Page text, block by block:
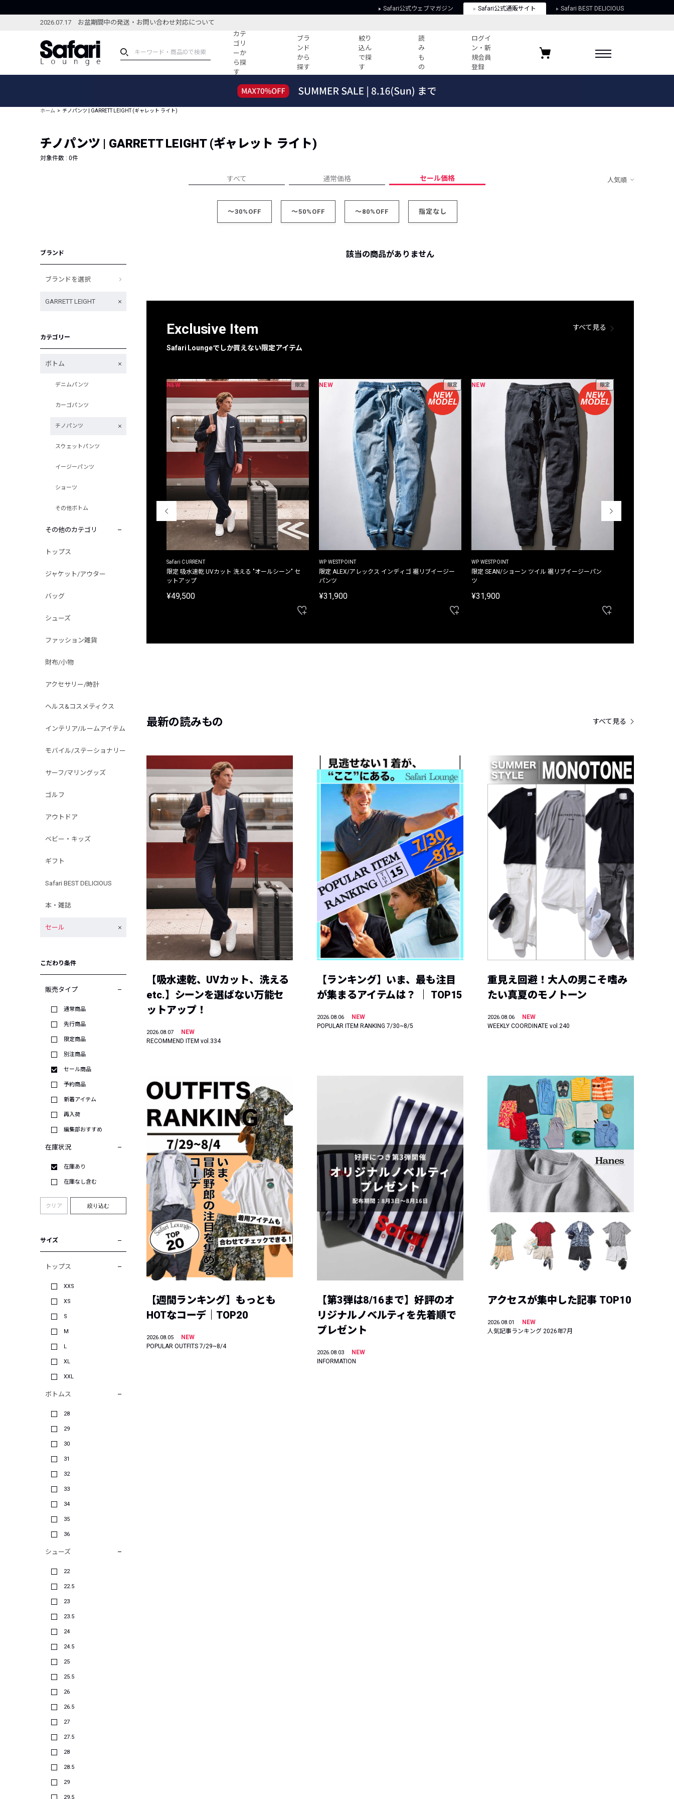
Safari公式ウェブマガジン Safari公式通販サイト Safari BEST DELICIOUS
2026.07.17 お盆期間中の発送・お問い合わせ対応について
カテ
ゴリ
ーか
ら探
す
ブラ
ンド
から
探す
絞り
込ん
で探
す
読
み
も
の
ログイ
ン・新
規会員
登録
ブランドから探す
新着アイテム
編集部のおすすめアイテム
特集記事
コーディネート
すべての記事
ーデ紹介
HOTなコーデ TOP20
人気記事ランキング
ウィークリーコーデ
プライバシーポリシー
お気に入りブランド
ホーム チノパンツ | GARRETT LEIGHT (ギャレット ライト)
チノパンツ | GARRETT LEIGHT (ギャレット ライト)
対象件数 : 0件
すべて 通常価格 セール価格 人気順
～30%OFF ～50%OFF ～80%OFF 指定なし
ブランド
ブランドを選択
GARRETT LEIGHT
カテゴリー
ボトム
デニムパンツ
カーゴパンツ
チノパンツ
スウェットパンツ
イージーパンツ
ショーツ
その他ボトム
その他のカテゴリ
トップス
ジャケット/アウター
バッグ
シューズ
ファッション雑貨
財布/小物
アクセサリー/時計
ヘルス&コスメティクス
インテリア/ルームアイテム
モバイル/ステーショナリー
サーフ/マリングッズ
ゴルフ
アウトドア
ベビー・キッズ
ギフト
Safari BEST DELICIOUS
本・雑誌
セール
こだわり条件
販売タイプ
通常商品
先行商品
限定商品
別注商品
セール商品
予約商品
新着アイテム
再入荷
編集部おすすめ
在庫状況
在庫あり
在庫なし含む
クリア 絞り込む
サイズ
トップス
XXS
XS
S
M
L
XL
XXL
ボトムス
28
29
30
31
32
33
34
35
36
シューズ
22
22.5
23
23.5
24
24.5
25
25.5
26
26.5
27
27.5
28
28.5
29
29.5
該当の商品がありません
Exclusive Item
Safari Loungeでしか買えない限定アイテム
すべて見る
別注限定 フード付き チェックシャツジャケット
NEW 限定
Safari CURRENT
限定 吸水速乾 UVカット 洗える "オールシーン" セ
ットアップ
¥49,500
NEW 限定
WP WESTPOINT
限定 ALEX/アレックス インディゴ 裾リブイージー
パンツ
¥31,900
NEW 限定
WP WESTPOINT
限定 SEAN/ショーン ツイル 裾リブイージーパン
ツ
¥31,900
最新の読みもの すべて見る
【吸水速乾、UVカット、洗える
etc.】シーンを選ばない万能セ
ットアップ！
2026.08.07
NEW
RECOMMEND ITEM vol.334
【ランキング】いま、最も注目
が集まるアイテムは？ ｜ TOP15
2026.08.06
NEW
POPULAR ITEM RANKING 7/30~8/5
重見え回避！大人の男こそ嗜み
たい真夏のモノトーン
2026.08.06
NEW
WEEKLY COORDINATE vol.240
【週間ランキング】もっとも
HOTなコーデ｜TOP20
2026.08.05
NEW
POPULAR OUTFITS 7/29~8/4
【第3弾は8/16まで】好評のオ
リジナルノベルティを先着順で
プレゼント
2026.08.03
NEW
INFORMATION
アクセスが集中した記事 TOP10
2026.08.01
NEW
人気記事ランキング 2026年7月